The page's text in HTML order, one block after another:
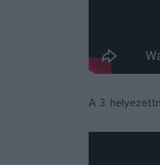
A 3.